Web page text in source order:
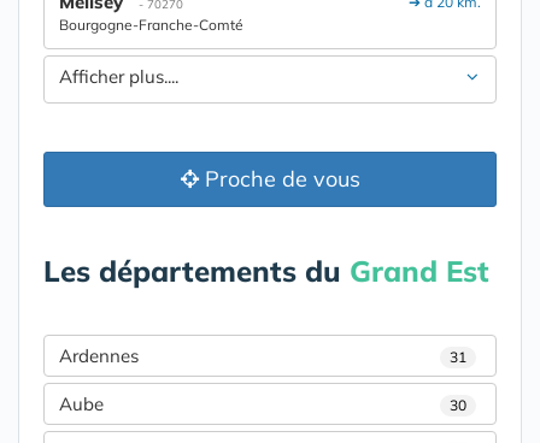
- 70270
Bourgogne-Franche-Comté
Afficher plus....
Proche de vous
Les départements du Grand Est
Ardennes 31
Aube 30